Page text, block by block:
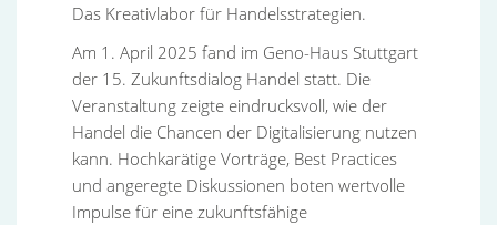
Das Kreativlabor für Handelsstrategien.
Am 1. April 2025 fand im Geno-Haus Stuttgart
der 15. Zukunftsdialog Handel statt. Die
Veranstaltung zeigte eindrucksvoll, wie der
Handel die Chancen der Digitalisierung nutzen
kann. Hochkarätige Vorträge, Best Practices
und angeregte Diskussionen boten wertvolle
Impulse für eine zukunftsfähige